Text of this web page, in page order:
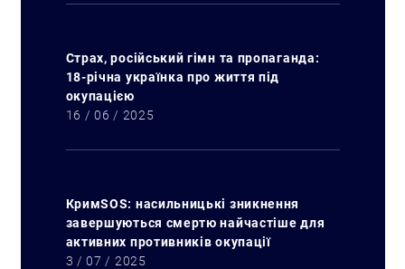
Страх, російський гімн та пропаганда:
18-річна українка про життя під
окупацією
16 / 06 / 2025
КримSOS: насильницькі зникнення
завершуються смертю найчастіше для
активних противників окупації
3 / 07 / 2025